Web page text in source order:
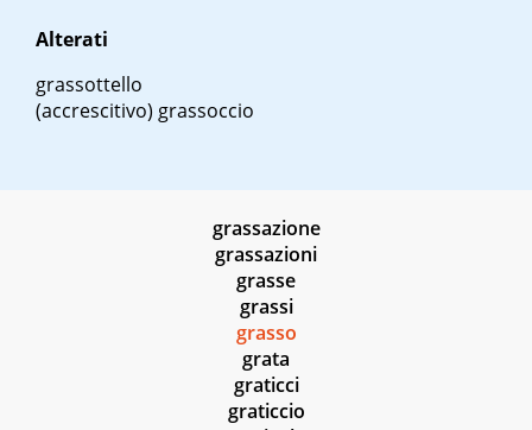
Alterati
grassottello
(accrescitivo) grassoccio
grassazione
grassazioni
grasse
grassi
grasso
grata
graticci
graticcio